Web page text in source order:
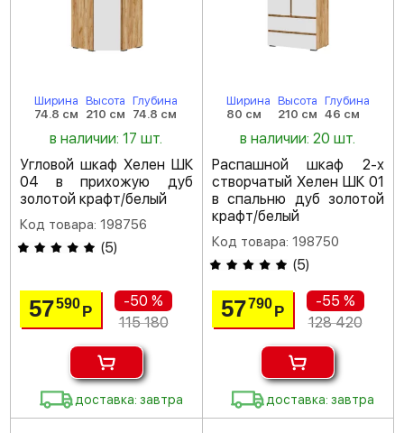
Ширина
74.8 см
Высота
210 см
Глубина
74.8 см
в наличии: 17 шт.
Угловой шкаф Хелен ШК
04 в прихожую дуб
золотой крафт/белый
Код товара: 198756
(5)
57590Р
-50 %
115 180
доставка: завтра
Ширина
80 см
Высота
210 см
Глубина
46 см
в наличии: 20 шт.
Распашной шкаф 2-х
створчатый Хелен ШК 01
в спальню дуб золотой
крафт/белый
Код товара: 198750
(5)
57790 Р
-55 %
128 420
доставка: завтра